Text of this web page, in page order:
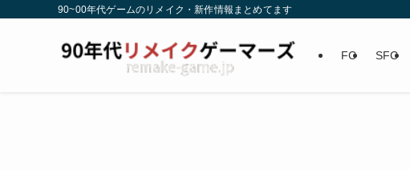
90~00年代ゲームのリメイク・新作情報まとめてます
FC SFC